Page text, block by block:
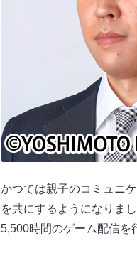
かつては親子のコミュニ
を共にするようになりま
5,500時間のゲーム配信を